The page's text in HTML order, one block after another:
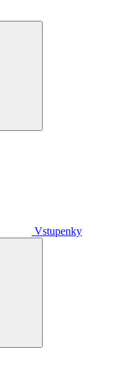
Vstupenky